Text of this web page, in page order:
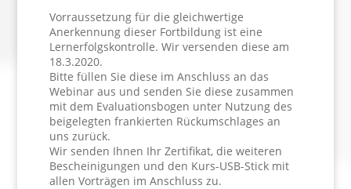
Vorraussetzung für die gleichwertige
Anerkennung dieser Fortbildung ist eine
Lernerfolgskontrolle. Wir versenden diese am
18.3.2020.
Bitte füllen Sie diese im Anschluss an das
Webinar aus und senden Sie diese zusammen
mit dem Evaluationsbogen unter Nutzung des
beigelegten frankierten Rückumschlages an
uns zurück.
Wir senden Ihnen Ihr Zertifikat, die weiteren
Bescheinigungen und den Kurs-USB-Stick mit
allen Vorträgen im Anschluss zu.